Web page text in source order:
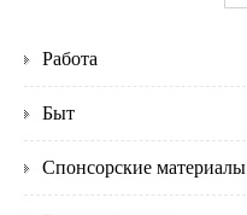
Работа
Быт
Спонсорские материалы